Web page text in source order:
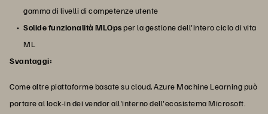
gamma di livelli di competenze utente
Solide funzionalità MLOpsper la gestione dell'intero ciclo di vita
ML
Svantaggi:
Come altre piattaforme basate su cloud, Azure Machine Learning può
portare al lock-in dei vendor all'interno dell'ecosistema Microsoft.